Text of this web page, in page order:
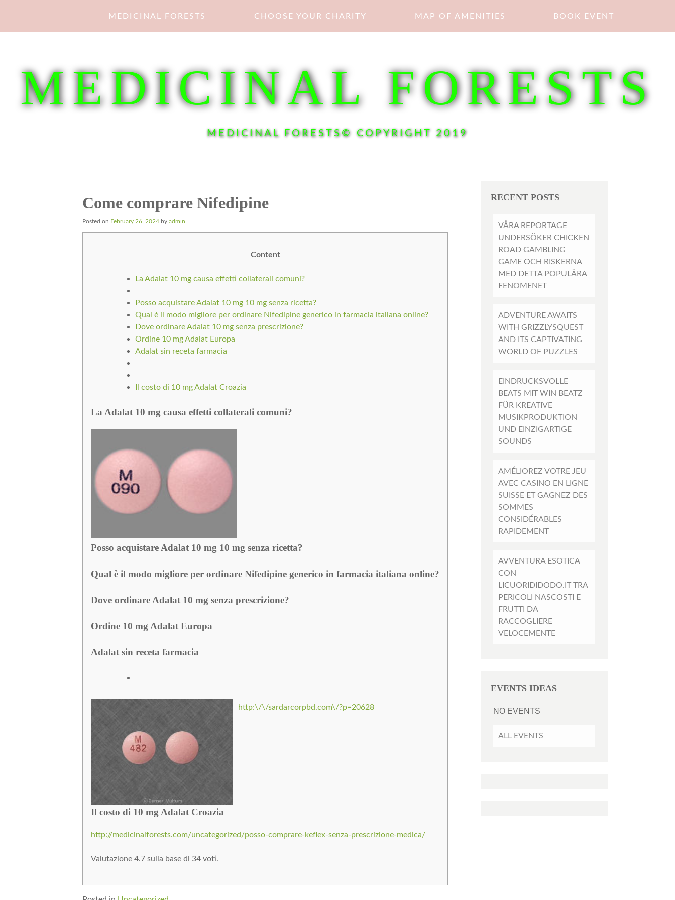
MEDICINAL FORESTS
MEDICINAL FORESTS© COPYRIGHT 2019
MEDICINAL FORESTS CHOOSE YOUR CHARITY MAP OF AMENITIES BOOK EVENT
Come comprare Nifedipine
Posted on February 26, 2024 byadmin
Content
La Adalat 10 mg causa effetti collaterali comuni?
Posso acquistare Adalat 10 mg 10 mg senza ricetta?
Qual è il modo migliore per ordinare Nifedipine generico in farmacia italiana online?
Dove ordinare Adalat 10 mg senza prescrizione?
Ordine 10 mg Adalat Europa
Adalat sin receta farmacia
Il costo di 10 mg Adalat Croazia
La Adalat 10 mg causa effetti collaterali comuni?
Posso acquistare Adalat 10 mg 10 mg senza ricetta?
Qual è il modo migliore per ordinare Nifedipine generico in farmacia italiana online?
Dove ordinare Adalat 10 mg senza prescrizione?
Ordine 10 mg Adalat Europa
Adalat sin receta farmacia
http:\/\/sardarcorpbd.com\/?p=20628
Il costo di 10 mg Adalat Croazia
http://medicinalforests.com/uncategorized/posso-comprare-keflex-senza-prescrizione-medica/
Valutazione4.7 sulla base di 34 voti.
RECENT POSTS
VÅRA REPORTAGE
UNDERSÖKER CHICKEN
ROAD GAMBLING
GAME OCH RISKERNA
MED DETTA POPULÄRA
FENOMENET
ADVENTURE AWAITS
WITH GRIZZLYSQUEST
AND ITS CAPTIVATING
WORLD OF PUZZLES
EINDRUCKSVOLLE
BEATS MIT WIN BEATZ
FÜR KREATIVE
MUSIKPRODUKTION
UND EINZIGARTIGE
SOUNDS
AMÉLIOREZ VOTRE JEU
AVEC CASINO EN LIGNE
SUISSE ET GAGNEZ DES
SOMMES
CONSIDÉRABLES
RAPIDEMENT
AVVENTURA ESOTICA
CON
LICUORIDIDODO.IT TRA
PERICOLI NASCOSTI E
FRUTTI DA
RACCOGLIERE
VELOCEMENTE
EVENTS IDEAS
NO EVENTS
ALL EVENTS